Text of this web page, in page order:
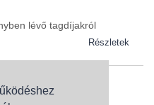
lévő tagdíjakról
Részletek